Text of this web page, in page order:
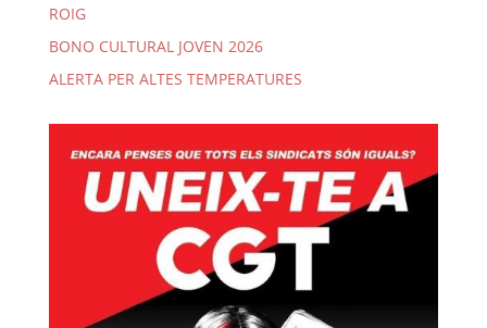
ROIG
BONO CULTURAL JOVEN 2026
ALERTA PER ALTES TEMPERATURES